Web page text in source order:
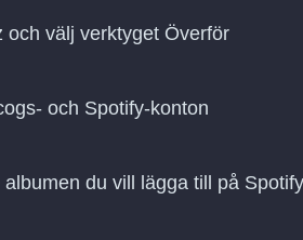
och välj verktyget Överför
och Spotify-konton
du vill lägga till på Spotify